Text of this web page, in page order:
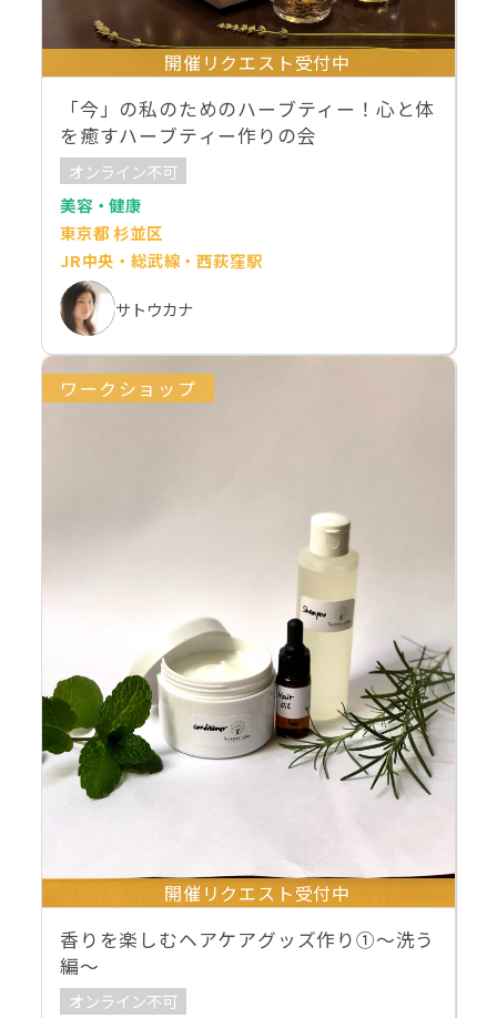
開催リクエスト受付中
「今」の私のためのハーブティー！心と体
を癒すハーブティー作りの会
オンライン不可
美容・健康
東京都 杉並区
JR中央・総武線・西荻窪駅
サトウカナ
ワークショップ
開催リクエスト受付中
香りを楽しむヘアケアグッズ作り①～洗う
編～
オンライン不可